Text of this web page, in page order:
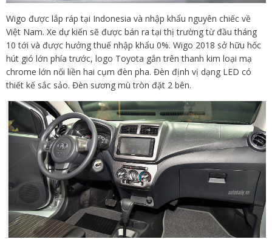
Wigo được lắp ráp tại Indonesia và nhập khẩu nguyên chiếc về
Việt Nam. Xe dự kiến sẽ được bán ra tại thị trường từ đầu tháng
10 tới và được hưởng thuế nhập khẩu 0%. Wigo 2018 sở hữu hốc
hút gió lớn phía trước, logo Toyota gắn trên thanh kim loại mạ
chrome lớn nối liền hai cụm đèn pha. Đèn định vị dạng LED có
thiết kế sắc sảo. Đèn sương mù tròn đặt 2 bên.